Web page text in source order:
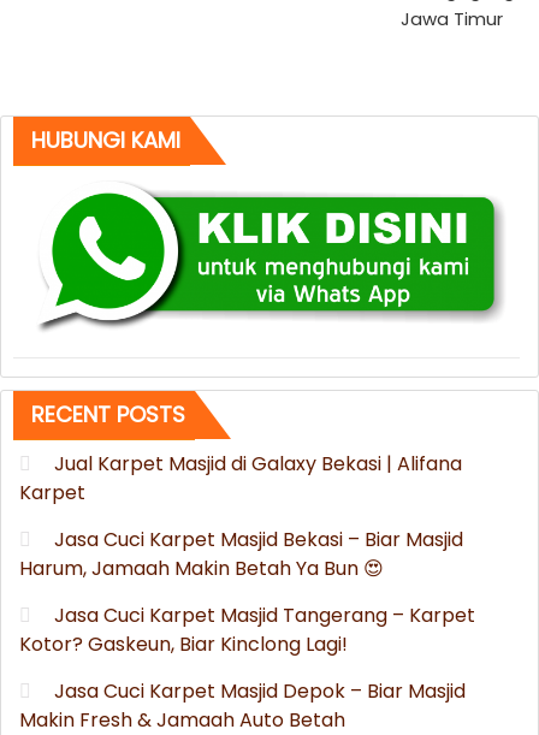
Jawa Timur
HUBUNGI KAMI
RECENT POSTS
Jual Karpet Masjid di Galaxy Bekasi | Alifana
Karpet
Jasa Cuci Karpet Masjid Bekasi – Biar Masjid
Harum, Jamaah Makin Betah Ya Bun 😍
Jasa Cuci Karpet Masjid Tangerang – Karpet
Kotor? Gaskeun, Biar Kinclong Lagi!
Jasa Cuci Karpet Masjid Depok – Biar Masjid
Makin Fresh & Jamaah Auto Betah